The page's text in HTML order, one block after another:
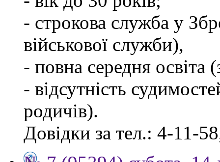
- строкова служба у
військової служби),
- повна середня
- відсутність
родичів).
Довідки за тел.: 4-11-